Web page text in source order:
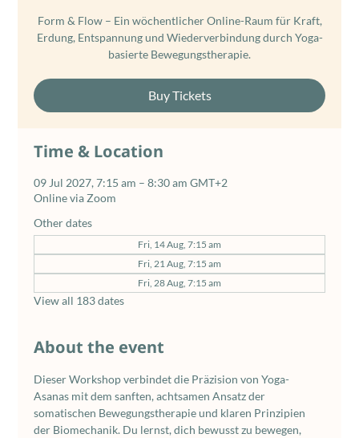
Form & Flow – Ein wöchentlicher Online-Raum für Kraft,
Erdung, Entspannung und Wiederverbindung durch Yoga-
basierte Bewegungstherapie.
Buy Tickets
Time & Location
09 Jul 2027, 7:15 am – 8:30 am GMT+2
Online via Zoom
Other dates
Fri, 14 Aug, 7:15 am
Fri, 21 Aug, 7:15 am
Fri, 28 Aug, 7:15 am
View all 183 dates
About the event
Dieser Workshop verbindet die Präzision von Yoga-
Asanas mit dem sanften, achtsamen Ansatz der
somatischen Bewegungstherapie und klaren Prinzipien
der Biomechanik. Du lernst, dich bewusst zu bewegen,